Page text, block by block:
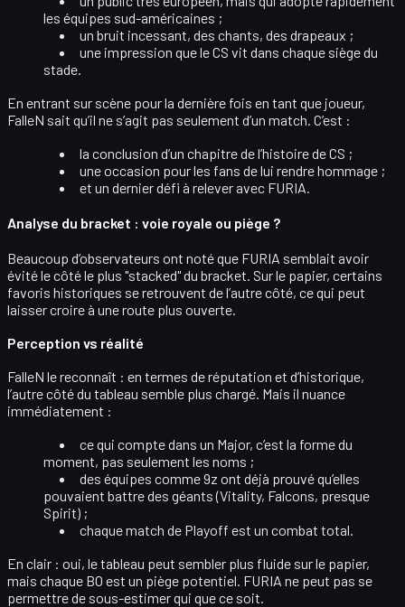
les équipes sud-américaines ;
un bruit incessant, des chants, des drapeaux ;
une impression que leCS vit dans chaque siègedu
stade.
En entrant sur scène pour la dernière fois en tant que joueur,
FalleN sait qu’il ne s’agit pas seulement d’un match. C’est :
la conclusion d’un chapitre de l’histoire de CS ;
une occasion pour les fans de lui rendre hommage ;
et un dernier défi à relever avec FURIA.
Analyse du bracket : voie royale ou piège ?
Beaucoup d’observateurs ont noté que FURIA semblait avoir
évité le côté le plus "stacked"du bracket. Sur le papier, certains
favoris historiques se retrouvent de l’autre côté, ce qui peut
laisser croire à une route plus ouverte.
Perception vs réalité
FalleN le reconnaît : en termes deréputation et d’historique,
l’autre côté du tableau semble plus chargé. Mais il nuance
immédiatement :
ce qui compte dans un Major, c’est la forme du
moment, pas seulement les noms ;
des équipes comme9z ont déjà prouvé qu’elles
pouvaient battre des géants (Vitality, Falcons, presque
Spirit) ;
chaque match de Playoff est un combat total.
En clair : oui, le tableau peut sembler plus fluide sur le papier,
mais chaque BO est un piège potentiel. FURIA ne peut pas se
permettre de sous-estimer qui que ce soit.